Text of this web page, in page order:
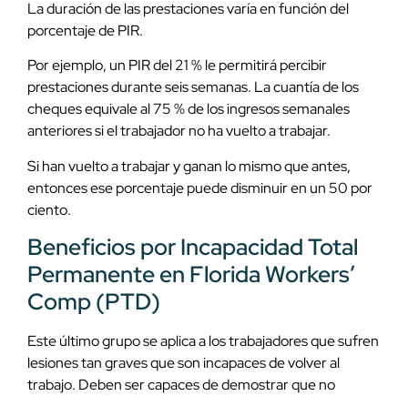
La duración de las prestaciones varía en función del
porcentaje de PIR.
Por ejemplo, un PIR del 21 % le permitirá percibir
prestaciones durante seis semanas. La cuantía de los
cheques equivale al 75 % de los ingresos semanales
anteriores si el trabajador no ha vuelto a trabajar.
Si han vuelto a trabajar y ganan lo mismo que antes,
entonces ese porcentaje puede disminuir en un 50 por
ciento.
Beneficios por Incapacidad Total
Permanente en Florida Workers’
Comp (PTD)
Este último grupo se aplica a los trabajadores que sufren
lesiones tan graves que son incapaces de volver al
trabajo. Deben ser capaces de demostrar que no